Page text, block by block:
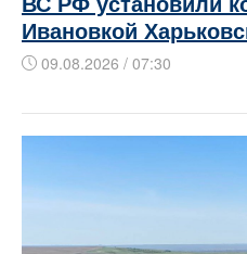
Ивановкой
09.08.2026 / 07:30